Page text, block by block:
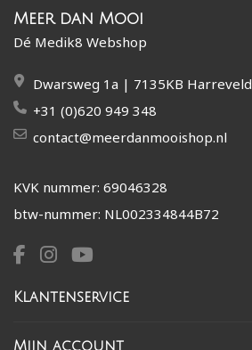
Meer dan Mooi
Dé Medik8 Webshop
Dwarsweg 1a | 7135KB Harreveld
+31 (0)620 949 348
contact@meerdanmooishop.nl
KVK nummer: 69046328
btw-nummer: NL002334844B72
Klantenservice